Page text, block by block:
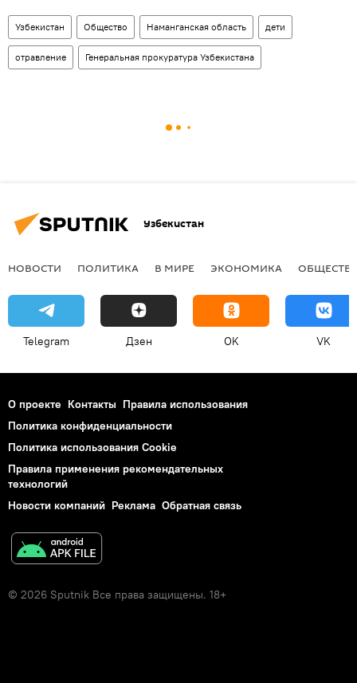
Узбекистан Общество Наманганская область дети
отравление Генеральная прокуратура Узбекистана
Узбекистан
НОВОСТИ ПОЛИТИКА В МИРЕ ЭКОНОМИКА
Telegram Дзен OK VK
О проекте Контакты Правила использования
Политика конфиденциальности
Политика использования Cookie
Правила применения рекомендательных
технологий
Новости компаний Реклама Обратная связь
© 2026 Sputnik Все права защищены. 18+